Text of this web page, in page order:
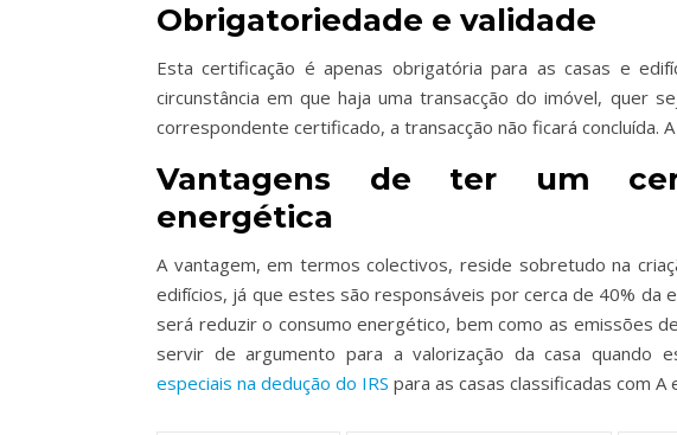
Obrigatoriedade e validade
Esta certificação é apenas obrigatória para as casas e
circunstância em que haja uma transacção do imóvel, quer
correspondente certificado, a transacção não ficará concluída.
Vantagens de ter um
energética
A vantagem, em termos colectivos, reside sobretudo na
edifícios, já que estes são responsáveis por cerca de 40% da
será reduzir o consumo energético, bem como as emissões
servir de argumento para a valorização da casa quando
especiais na dedução do IRS para as casas classificadas com A